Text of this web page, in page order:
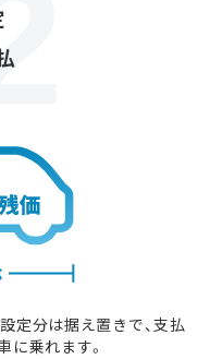
定分は据え置きで、支払
に乗れます。